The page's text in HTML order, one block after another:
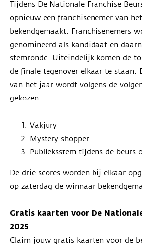
Tijdens De Nationale Franchise
opnieuw een franchisenemer van
bekendgemaakt. Franchisenemers
genomineerd als kandidaat en
stemronde. Uiteindelijk komen de
de finale tegenover elkaar te staan.
van het jaar wordt volgens de
gekozen.
Vakjury
Mystery shopper
Publieksstem tijdens de beurs
De drie scores worden bij elkaar
op zaterdag de winnaar
Gratis kaarten voor De
2025
Claim jouw gratis kaarten voor de